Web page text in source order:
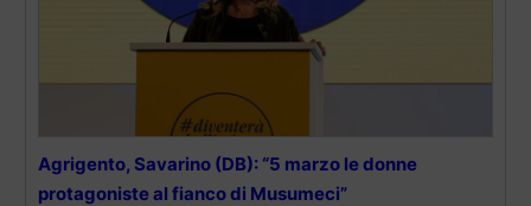
Agrigento, Savarino (DB): “5 marzo le donne
protagoniste al fianco di Musumeci”